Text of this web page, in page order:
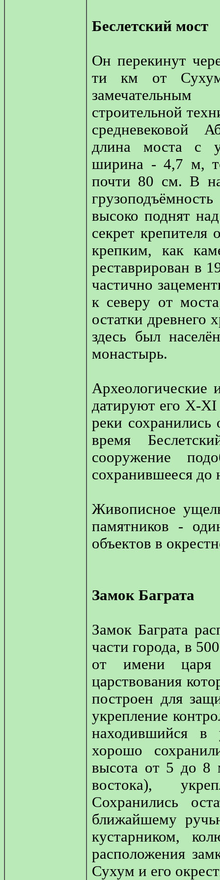
Беслетский мост
Он перекинут
ти км от
замечательным
строительной
средневековой
длина моста с
ширина - 4,7 м,
почти 80 см. В
высоко поднят
секрет крепителя
крепким, как
реставрирован в
частично
к северу от
остатки
здесь был
монастырь.
Археологические
датируют его X-
реки сохранились
время
сооружение
сохранившееся
Живописное
памятников -
объектов в
Замок Баграта
Замок Баграта
части города, в
от имени царя
царствования
построен для
укрепление
находившийся в
хорошо
высота от 5 до 8
востока),
Сохранились
ближайшему
кустарником,
расположения
Сухум и его